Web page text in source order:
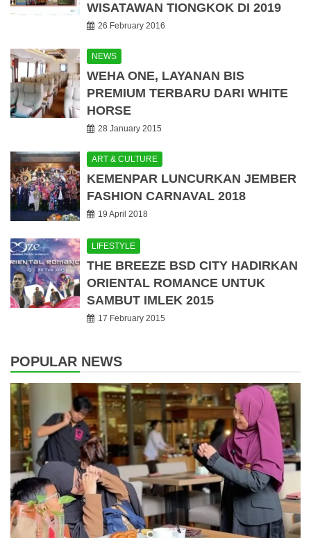
WISATAWAN TIONGKOK DI 2019
26 February 2016
NEWS
WEHA ONE, LAYANAN BIS
PREMIUM TERBARU DARI WHITE
HORSE
28 January 2015
ART & CULTURE
KEMENPAR LUNCURKAN JEMBER
FASHION CARNAVAL 2018
19 April 2018
LIFESTYLE
THE BREEZE BSD CITY HADIRKAN
ORIENTAL ROMANCE UNTUK
SAMBUT IMLEK 2015
17 February 2015
POPULAR NEWS